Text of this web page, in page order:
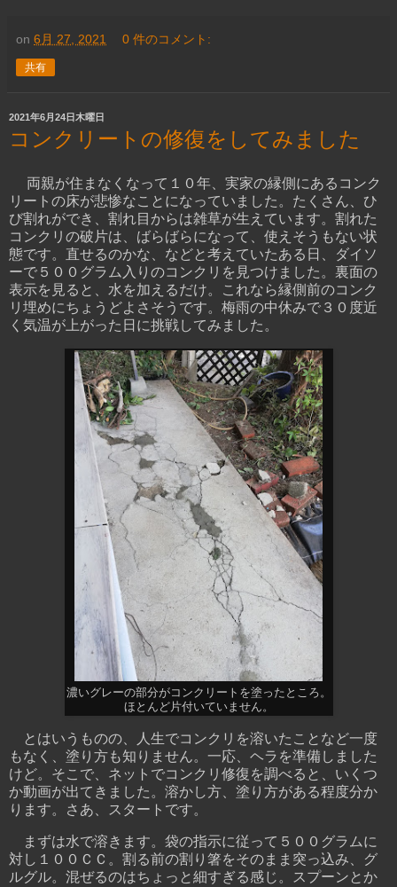
on 6月 27, 2021 0 件のコメント:
共有
2021年6月24日木曜日
コンクリートの修復をしてみました
両親が住まなくなって１０年、実家の縁側にあるコンク
リートの床が悲惨なことになっていました。たくさん、ひ
び割れができ、割れ目からは雑草が生えています。割れた
コンクリの破片は、ばらばらになって、使えそうもない状
態です。直せるのかな、などと考えていたある日、ダイソ
ーで５００グラム入りのコンクリを見つけました。裏面の
表示を見ると、水を加えるだけ。これなら縁側前のコンク
リ埋めにちょうどよさそうです。梅雨の中休みで３０度近
く気温が上がった日に挑戦してみました。
濃いグレーの部分がコンクリートを塗ったところ。
ほとんど片付いていません。
とはいうものの、人生でコンクリを溶いたことなど一度
もなく、塗り方も知りません。一応、ヘラを準備しました
けど。そこで、ネットでコンクリ修復を調べると、いくつ
か動画が出てきました。溶かし方、塗り方がある程度分か
ります。さあ、スタートです。
まずは水で溶きます。袋の指示に従って５００グラムに
対し１００ＣＣ。割る前の割り箸をそのまま突っ込み、グ
ルグル。混ぜるのはちょっと細すぎる感じ。スプーンとか